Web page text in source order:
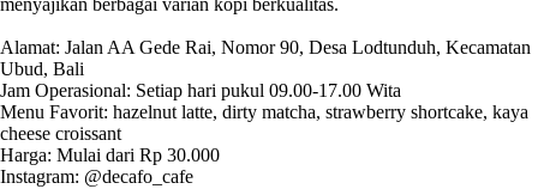
menyajikan berbagai varian kopi berkualitas.
Alamat: Jalan AA Gede Rai, Nomor 90, Desa Lodtunduh, Kecamatan
Ubud, Bali
Jam Operasional: Setiap hari pukul 09.00-17.00 Wita
Menu Favorit: hazelnut latte, dirty matcha, strawberry shortcake, kaya
cheese croissant
Harga: Mulai dari Rp 30.000
Instagram: @decafo_cafe